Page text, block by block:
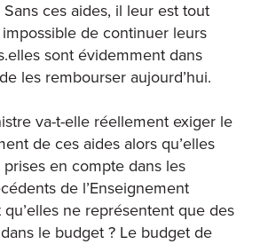
Sans ces aides, il leur est tout
de continuer leurs
sont évidemment dans
les rembourser aujourd’hui.
va-t-elle réellement exiger le
de ces aides alors qu’elles
en compte dans les
de l’Enseignement
ne représentent que des
le budget ? Le budget de